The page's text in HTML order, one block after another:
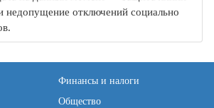
недопущение отключений социально
Финансы и налоги
Общество